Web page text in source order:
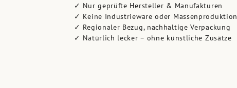
✓ Nur geprüfte Hersteller & Manufakturen
✓ Keine Industrieware oder Massenproduktion
✓ Regionaler Bezug, nachhaltige Verpackung
✓ Natürlich lecker – ohne künstliche Zusätze